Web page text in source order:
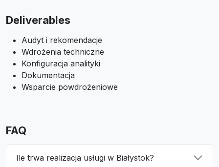
Deliverables
Audyt i rekomendacje
Wdrożenia techniczne
Konfiguracja analityki
Dokumentacja
Wsparcie powdrożeniowe
FAQ
Ile trwa realizacja usługi w Białystok?